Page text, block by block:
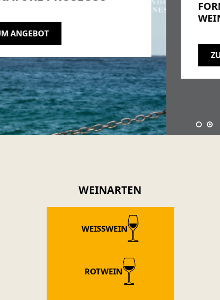
FORMEL 1 ZUR PERFEKTION IM
ZU DEN WEINEN
WEINARTEN
WEISSWEIN
ROTWEIN